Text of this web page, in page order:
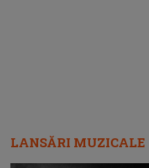
LANSĂRI MUZICALE